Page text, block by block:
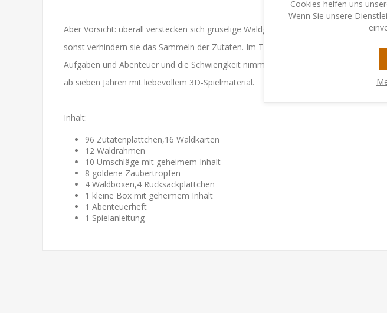
Aber Vorsicht: überall verstecken sich gruselige Waldgeister! Diese müssen
sonst verhindern sie das Sammeln der Zutaten. Im Team meistern zwei bis vier
Aufgaben und Abenteuer und die Schwierigkeit nimmt langsam zu. Genau
ab sieben Jahren mit liebevollem 3D-Spielmaterial.
Inhalt:
96 Zutatenplättchen,16 Waldkarten
12 Waldrahmen
10 Umschläge mit geheimem Inhalt
8 goldene Zaubertropfen
4 Waldboxen,4 Rucksackplättchen
1 kleine Box mit geheimem Inhalt
1 Abenteuerheft
1 Spielanleitung
Cookies helfen uns
Wenn Sie unsere